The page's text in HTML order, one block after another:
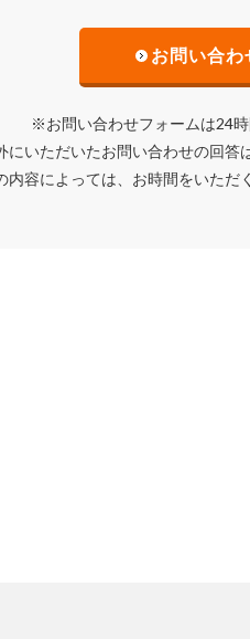
お問い合わ
※お問い合わせフォームは24
にいただいたお問い合わせの回答
容によっては、お時間をいただ